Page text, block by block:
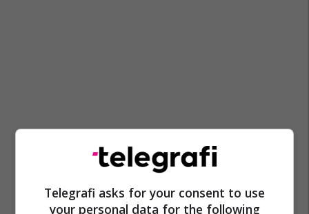
Volodymyr Zelensky Shba Irani
Telegrafi asks for your consent to use
your personal data for the following